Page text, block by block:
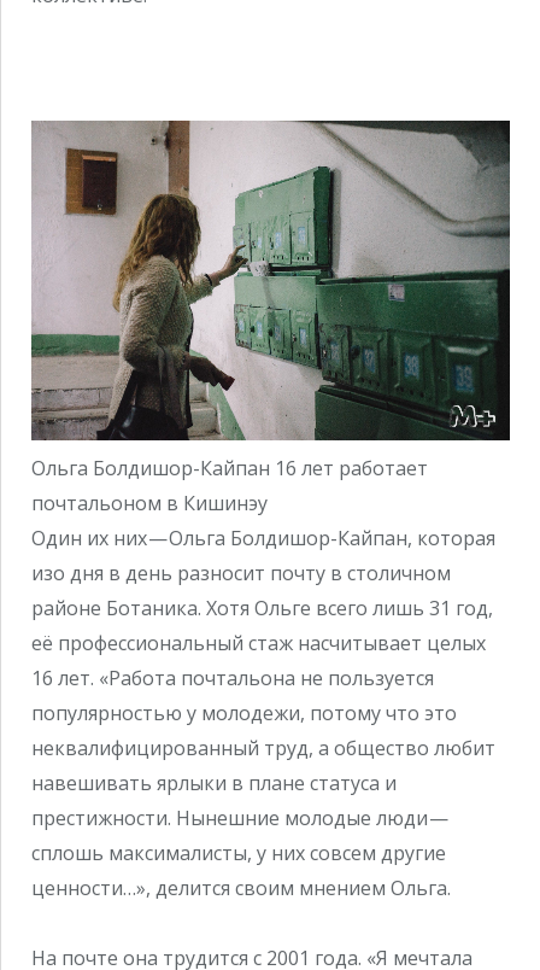
Ольга Болдишор-Кайпан 16 лет работает
почтальоном в Кишинэу
Один их них — Ольга Болдишор-Кайпан, которая
изо дня в день разносит почту в столичном
районе Ботаника. Хотя Ольге всего лишь 31 год,
её профессиональный стаж насчитывает целых
16 лет. «Работа почтальона не пользуется
популярностью у молодежи, потому что это
неквалифицированный труд, а общество любит
навешивать ярлыки в плане статуса и
престижности. Нынешние молодые люди —
сплошь максималисты, у них совсем другие
ценности…», делится своим мнением Ольга.
На почте она трудится с 2001 года. «Я мечтала